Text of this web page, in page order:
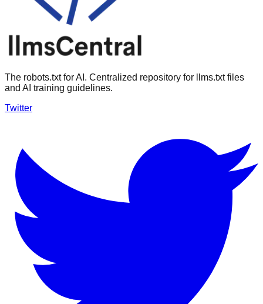
The robots.txt for AI. Centralized repository for llms.txt files
and AI training guidelines.
Twitter